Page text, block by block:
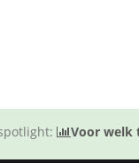
Voor welk